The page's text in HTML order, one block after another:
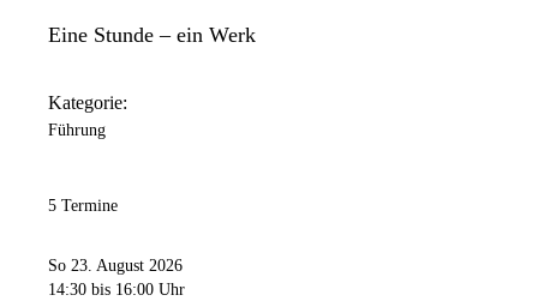
Eine Stunde – ein Werk
Kategorie:
Führung
5 Termine
So 23. August 2026
14:30 bis 16:00 Uhr